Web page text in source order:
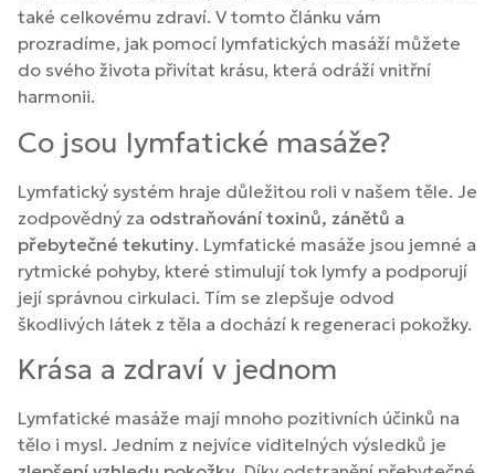
také celkovému zdraví. V tomto článku vám
prozradíme, jak pomocí lymfatických masáží můžete
do svého života přivítat krásu, která odráží vnitřní
harmonii.
Co jsou lymfatické masáže?
Lymfatický systém hraje důležitou roli v našem těle. Je
zodpovědný za odstraňování toxinů, zánětů a
přebytečné tekutiny. Lymfatické masáže jsou jemné a
rytmické pohyby, které stimulují tok lymfy a podporují
její správnou cirkulaci. Tím se zlepšuje odvod
škodlivých látek z těla a dochází k regeneraci pokožky.
Krása a zdraví v jednom
Lymfatické masáže mají mnoho pozitivních účinků na
tělo i mysl. Jedním z nejvíce viditelných výsledků je